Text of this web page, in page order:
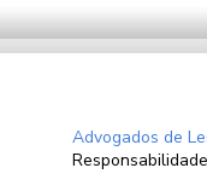
Advogados de